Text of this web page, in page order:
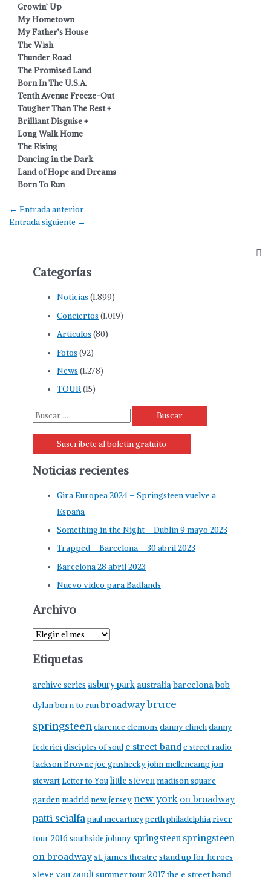
Growin’ Up
My Hometown
My Father’s House
The Wish
Thunder Road
The Promised Land
Born In The U.S.A.
Tenth Avenue Freeze-Out
Tougher Than The Rest +
Brilliant Disguise +
Long Walk Home
The Rising
Dancing in the Dark
Land of Hope and Dreams
Born To Run
Navegación
de
← Entrada anterior
Entrada siguiente →
Categorías
Noticias (1.899)
Conciertos (1.019)
Artículos (80)
Fotos (92)
News (1.278)
TOUR(15)
B
Suscríbete al boletín gratuito
Noticias recientes
Gira Europea 2024 – Springsteen vuelve a
España
Something in the Night – Dublin 9 mayo 2023
Trapped – Barcelona – 30 abril 2023
Barcelona 28 abril 2023
Nuevo vídeo para Badlands
Archivo
A
c
h
o
Etiquetas
archive series asbury park australiabarcelonabob
dylanborn to runbroadwaybruce
springsteenclarence clemons danny clinchdanny
federicidisciples of soul e street band e street radio
Jackson Browne joe grusheckyjohn mellencamp jon
stewartLetter to Youlittle stevenmadison square
gardenmadridnew jerseynew york on broadway
patti scialfapaul mccartneyperthphiladelphiariver
tour 2016southside johnny springsteen springsteen
on broadway st. james theatre stand up for heroes
steve van zandt summer tour 2017 the e street band